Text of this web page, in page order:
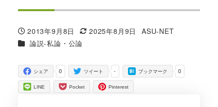
投稿日
2013年9月8日
更新日
2025年8月9日
著
ASU-NET
カテゴリー
論説-私論・公論
0
シェア -
ツイート 0
ブックマーク
LINE Pocket Pinterest